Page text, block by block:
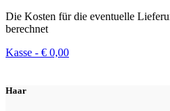
Die Kosten für die eventuelle
berechnet
Kasse - € 0,00
Haar